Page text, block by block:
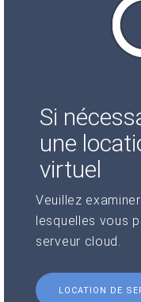
Si
une
virtuel
Veuillez
lesquelles vous
serveur cloud.
LOCATION DE